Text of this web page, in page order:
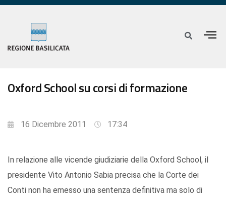
Oxford School su corsi di formazione
16 Dicembre 2011 17:34
In relazione alle vicende giudiziarie della Oxford School, il
presidente Vito Antonio Sabia precisa che la Corte dei
Conti non ha emesso una sentenza definitiva ma solo di